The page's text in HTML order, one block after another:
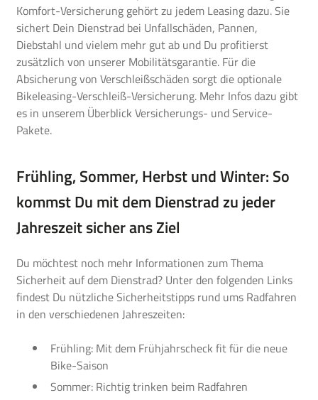
Komfort-Versicherung gehört zu jedem Leasing dazu. Sie
sichert Dein Dienstrad bei Unfallschäden, Pannen,
Diebstahl und vielem mehr gut ab und Du profitierst
zusätzlich von unserer Mobilitätsgarantie. Für die
Absicherung von Verschleißschäden sorgt die optionale
Bikeleasing-Verschleiß-Versicherung. Mehr Infos dazu gibt
es in unserem Überblick Versicherungs- und Service-
Pakete.
Frühling, Sommer, Herbst und Winter: So
kommst Du mit dem Dienstrad zu jeder
Jahreszeit sicher ans Ziel
Du möchtest noch mehr Informationen zum Thema
Sicherheit auf dem Dienstrad? Unter den folgenden Links
findest Du nützliche Sicherheitstipps rund ums Radfahren
in den verschiedenen Jahreszeiten:
Frühling: Mit dem Frühjahrscheck fit für die neue
Bike-Saison
Sommer: Richtig trinken beim Radfahren